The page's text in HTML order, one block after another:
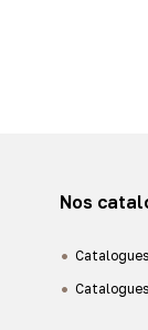
Nos